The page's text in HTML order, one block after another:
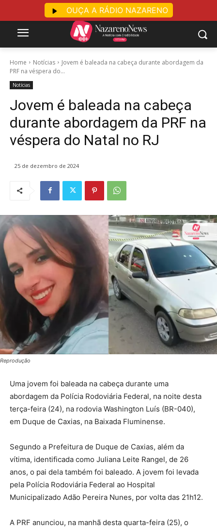
Home Notícias
Jovem é baleada na cabeça durante abordagem da
PRF na véspera do...
Notícias
Jovem é baleada na cabeça
durante abordagem da PRF na
véspera do Natal no RJ
25 de dezembro de 2024
Reprodução
Uma jovem foi baleada na cabeça durante uma
abordagem da Polícia Rodoviária Federal, na noite desta
terça-feira (24), na rodovia Washington Luís (BR-040),
em Duque de Caxias, na Baixada Fluminense.
Segundo a Prefeitura de Duque de Caxias, além da
vítima, identificada como Juliana Leite Rangel, de 26
anos, o pai dela também foi baleado. A jovem foi levada
pela Polícia Rodoviária Federal ao Hospital
Municipalizado Adão Pereira Nunes, por volta das 21h12.
A PRF anunciou, na manhã desta quarta-feira (25), o
OUÇA A RÁDIO NAZARENO